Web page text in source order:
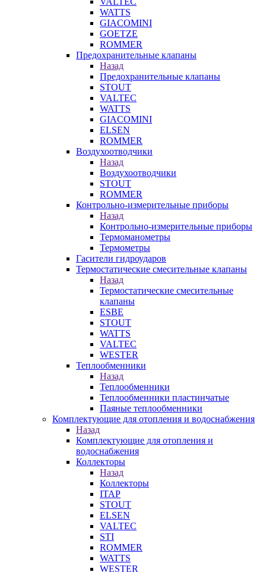
WATTS
GIACOMINI
GOETZE
ROMMER
Предохранительные клапаны
Назад
Предохранительные клапаны
STOUT
VALTEC
WATTS
GIACOMINI
ELSEN
ROMMER
Воздухоотводчики
Назад
Воздухоотводчики
STOUT
ROMMER
Контрольно-измерительные приборы
Назад
Контрольно-измерительные приборы
Термоманометры
Термометры
Гасители гидроударов
Термостатические смесительные клапаны
Назад
Термостатические смесительные
клапаны
ESBE
STOUT
WATTS
VALTEC
WESTER
Теплообменники
Назад
Теплообменники
Теплообменники пластинчатые
Паяные теплообменники
Комплектующие для отопления и водоснабжения
Назад
Комплектующие для отопления и
водоснабжения
Коллекторы
Назад
Коллекторы
ITAP
STOUT
ELSEN
VALTEC
STI
ROMMER
WATTS
WESTER